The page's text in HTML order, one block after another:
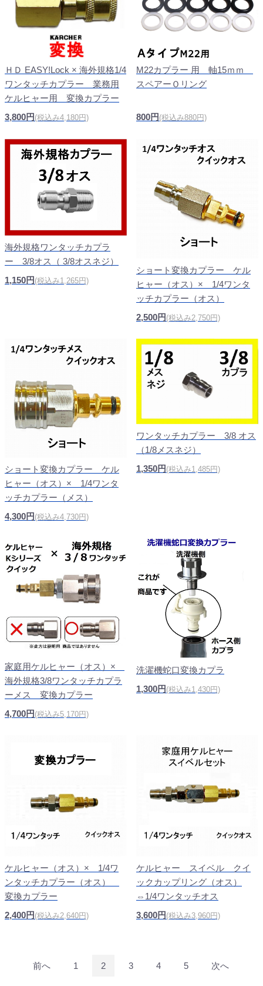
ＨＤ EASY!Lock × 海外規格1/4
ワンタッチカプラー 業務用
ケルヒャー用 変換カプラー
3,800円 (税込み4,180円)
M22カプラー 用 軸15ｍｍ
スペアーＯリング
800円 (税込み880円)
海外規格ワンタッチカプラ
ー 3/8オス（ 3/8オスネジ）
1,150円 (税込み1,265円)
ショート変換カプラー ケル
ヒャー（オス）× 1/4ワンタ
ッチカプラー（オス）
2,500円 (税込み2,750円)
ショート変換カプラー ケル
ヒャー（オス）× 1/4ワンタ
ッチカプラー（メス）
4,300円 (税込み4,730円)
ワンタッチカプラー 3/8 オス
（1/8メスネジ）
1,350円 (税込み1,485円)
家庭用ケルヒャー（オス）×
海外規格3/8ワンタッチカプラ
ーメス 変換カプラー
4,700円 (税込み5,170円)
洗濯機蛇口変換カプラ
1,300円 (税込み1,430円)
ケルヒャー（オス）× 1/4ワ
ンタッチカプラー（オス）
変換カプラー
2,400円 (税込み2,640円)
ケルヒャー スイベル クイ
ックカップリング（オス）
⇔1/4ワンタッチオス
3,600円 (税込み3,960円)
前へ 1 2 3 4 5 次へ